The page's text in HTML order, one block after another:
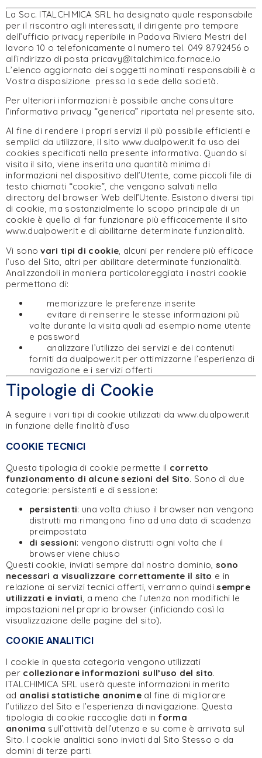
La Soc. ITALCHIMICA SRL ha designato quale responsabile
per il riscontro agli interessati, il dirigente pro tempore
dell’ufficio privacy reperibile in Padova Riviera Mestri del
lavoro 10 o telefonicamente al numero tel. 049 8792456 o
all’indirizzo di posta pricavy@italchimica.fornace.io
L’elenco aggiornato dei soggetti nominati responsabili è a
Vostra disposizione presso la sede della società.
Per ulteriori informazioni è possibile anche consultare
l’informativa privacy “generica” riportata nel presente sito.
Al fine di rendere i propri servizi il più possibile efficienti e
semplici da utilizzare, il sito www.dualpower.it fa uso dei
cookies specificati nella presente informativa. Quando si
visita il sito, viene inserita una quantità minima di
informazioni nel dispositivo dell’Utente, come piccoli file di
testo chiamati “cookie”, che vengono salvati nella
directory del browser Web dell’Utente. Esistono diversi tipi
di cookie, ma sostanzialmente lo scopo principale di un
cookie è quello di far funzionare più efficacemente il sito
www.dualpower.it e di abilitarne determinate funzionalità.
Vi sonovari tipi di cookie , alcuni per rendere più efficace
l’uso del Sito, altri per abilitare determinate funzionalità.
Analizzandoli in maniera particolareggiata i nostri cookie
permettono di:
memorizzare le preferenze inserite
evitare di reinserire le stesse informazioni più
volte durante la visita quali ad esempio nome utente
e password
analizzare l’utilizzo dei servizi e dei contenuti
forniti da dualpower.it per ottimizzarne l’esperienza di
navigazione e i servizi offerti
Tipologie di Cookie
A seguire i vari tipi di cookie utilizzati da www.dualpower.it
in funzione delle finalità d’uso
COOKIE TECNICI
Questa tipologia di cookie permette il corretto
funzionamento di alcune sezioni del Sito. Sono di due
categorie: persistenti e di sessione:
persistenti: una volta chiuso il browser non vengono
distrutti ma rimangono fino ad una data di scadenza
preimpostata
di sessioni: vengono distrutti ogni volta che il
browser viene chiuso
Questi cookie, inviati sempre dal nostro dominio, sono
necessari a visualizzare correttamente il sito e in
relazione ai servizi tecnici offerti, verranno quindisempre
utilizzati e inviati, a meno che l’utenza non modifichi le
impostazioni nel proprio browser (inficiando così la
visualizzazione delle pagine del sito).
COOKIE ANALITICI
I cookie in questa categoria vengono utilizzati
per collezionare informazioni sull’uso del sito.
ITALCHIMICA SRL userà queste informazioni in merito
ad analisi statistiche anonime al fine di migliorare
l’utilizzo del Sito e l’esperienza di navigazione. Questa
tipologia di cookie raccoglie dati informa
anonima sull’attività dell’utenza e su come è arrivata sul
Sito. I cookie analitici sono inviati dal Sito Stesso o da
domini di terze parti.